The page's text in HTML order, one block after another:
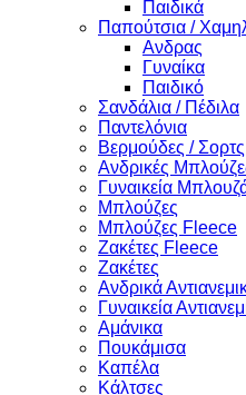
Παιδικά
Παπούτσια /
Ανδρας
Γυναίκα
Παιδικό
Σανδάλια / Πέδιλα
Παντελόνια
Βερμούδες / Σορτς
Ανδρικές
Γυναικεία
Μπλούζες
Μπλούζες Fleece
Ζακέτες Fleece
Ζακέτες
Ανδρικά
Γυναικεία
Αμάνικα
Πουκάμισα
Καπέλα
Κάλτσες